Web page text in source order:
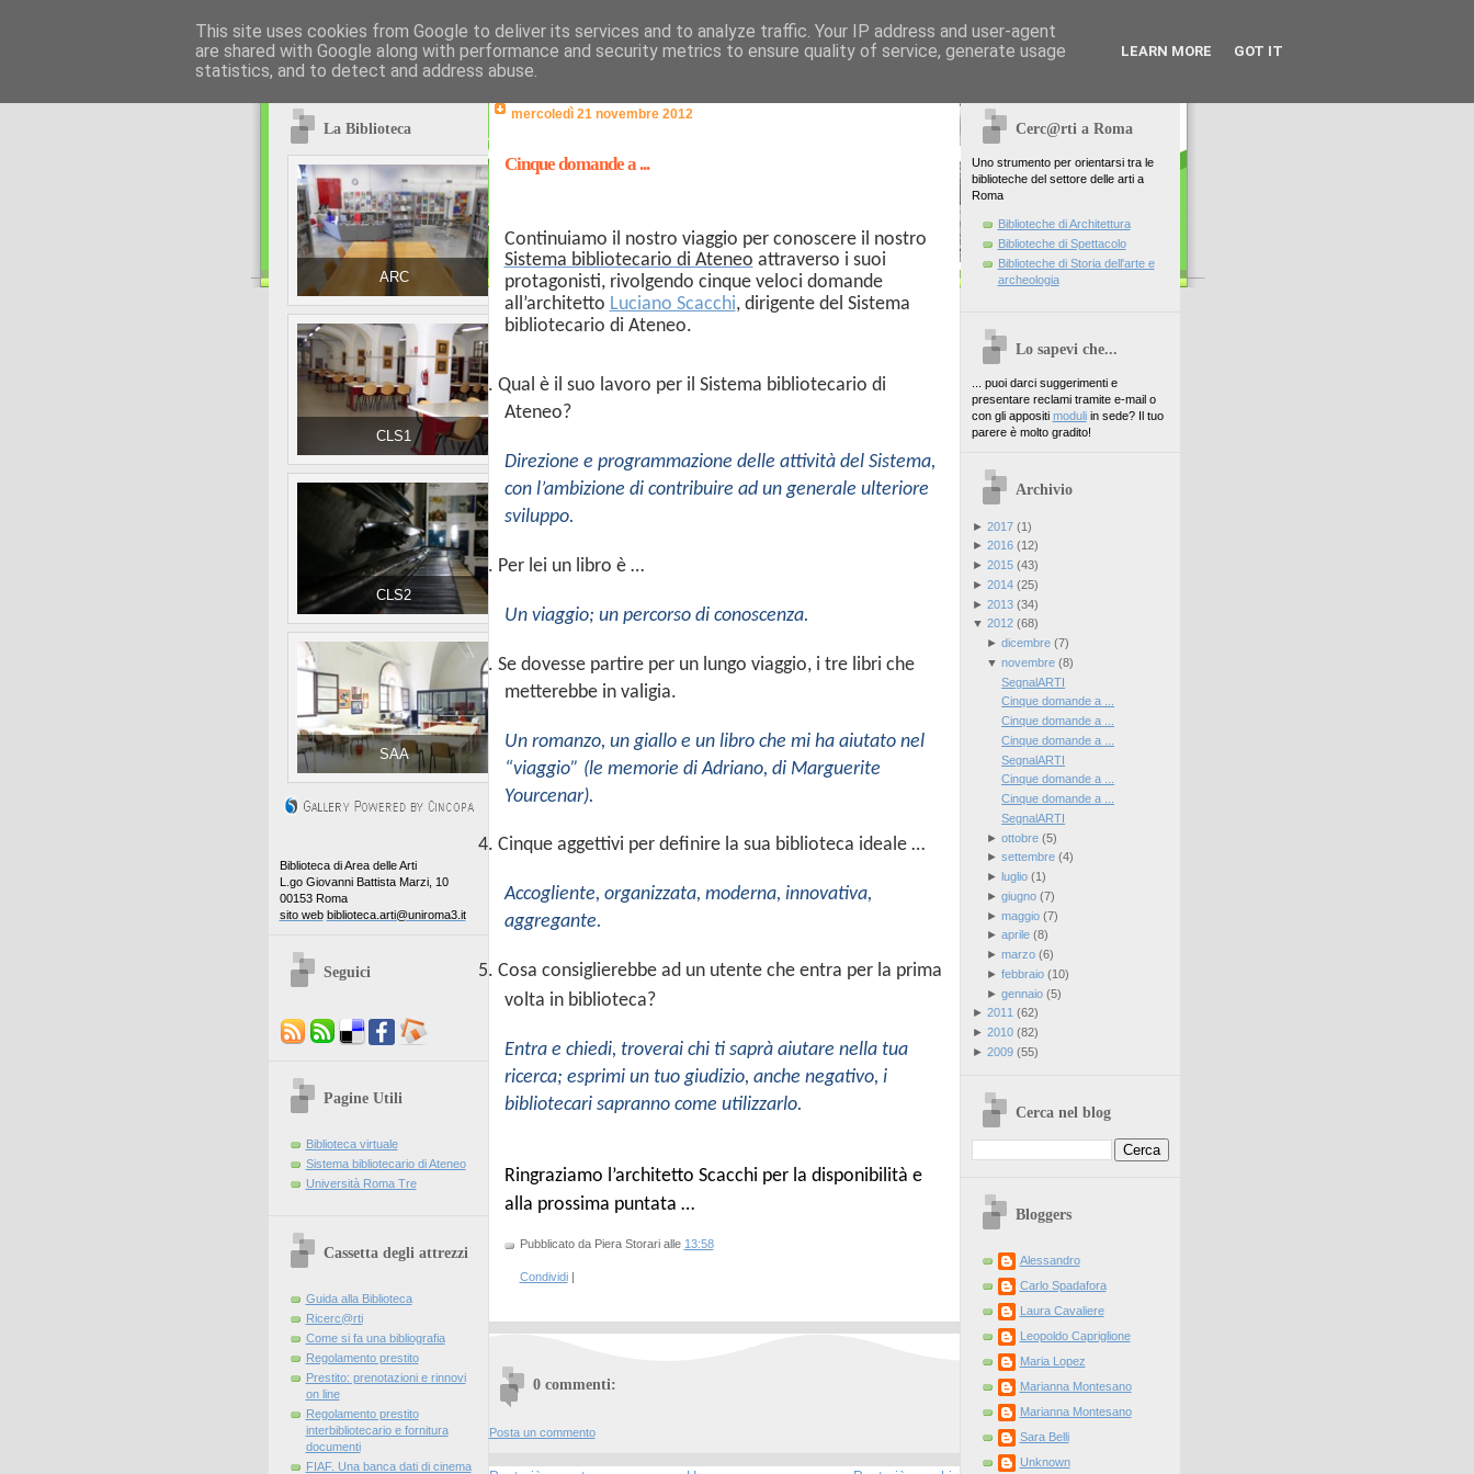
La Biblioteca
ARC
CLS1
CLS2
SAA
Biblioteca di Area delle Arti
L.go Giovanni Battista Marzi, 10
00153 Roma
sito web biblioteca.arti@uniroma3.it
Seguici
Pagine Utili
Biblioteca virtuale
Sistema bibliotecario di Ateneo
Università Roma Tre
Cassetta degli attrezzi
Guida alla Biblioteca
Ricerc@rti
Come si fa una bibliografia
Regolamento prestito
Prestito: prenotazioni e rinnovi
on line
Regolamento prestito
interbibliotecario e fornitura
documenti
FIAF. Una banca dati di cinema
mercoledì 21 novembre 2012
Cinque domande a ...
Continuiamo il nostro viaggio per conoscere il nostro
Sistema bibliotecario di Ateneo attraverso i suoi
protagonisti, rivolgendo cinque veloci domande
all’architetto Luciano Scacchi, dirigente del Sistema
bibliotecario di Ateneo.
1. Qual è il suo lavoro per il Sistema bibliotecario di
Ateneo?
Direzione e programmazione delle attività del Sistema,
con l’ambizione di contribuire ad un generale ulteriore
sviluppo.
2. Per lei un libro è …
Un viaggio; un percorso di conoscenza.
3. Se dovesse partire per un lungo viaggio, i tre libri che
metterebbe in valigia.
Un romanzo, un giallo e un libro che mi ha aiutato nel
“viaggio” (le memorie di Adriano, di Marguerite
Yourcenar).
4. Cinque aggettivi per definire la sua biblioteca ideale …
Accogliente, organizzata, moderna, innovativa,
aggregante.
5. Cosa consiglierebbe ad un utente che entra per la prima
volta in biblioteca?
Entra e chiedi, troverai chi ti saprà aiutare nella tua
ricerca; esprimi un tuo giudizio, anche negativo, i
bibliotecari sapranno come utilizzarlo.
Ringraziamo l’architetto Scacchi per la disponibilità e
alla prossima puntata …
Pubblicato da Piera Storari alle 13:58
Condividi
0 commenti:
Posta un commento
Cerc@rti a Roma
Uno strumento per orientarsi tra le
biblioteche del settore delle arti a
Roma
Biblioteche di Architettura
Biblioteche di Spettacolo
Biblioteche di Storia dell'arte e
archeologia
Lo sapevi che...
... puoi darci suggerimenti e
presentare reclami tramite e-mail o
con gli appositi moduliin sede? Il tuo
parere è molto gradito!
Archivio
► 2017(1)
► 2016(12)
► 2015(43)
► 2014(25)
► 2013(34)
▼ 2012(68)
► dicembre(7)
▼ novembre(8)
SegnalARTI
Cinque domande a ...
Cinque domande a ...
Cinque domande a ...
SegnalARTI
Cinque domande a ...
Cinque domande a ...
SegnalARTI
► ottobre(5)
► settembre(4)
► luglio(1)
► giugno(7)
► maggio(7)
► aprile(8)
► marzo(6)
► febbraio(10)
► gennaio(5)
► 2011(62)
► 2010(82)
► 2009(55)
Cerca nel blog
Bloggers
Alessandro
Carlo Spadafora
Laura Cavaliere
Leopoldo Capriglione
Maria Lopez
Marianna Montesano
Marianna Montesano
Sara Belli
Unknown
This site uses cookies from Google to deliver its services and to analyze traffic. Your IP address and user-agent
are shared with Google along with performance and security metrics to ensure quality of service, generate usage
statistics, and to detect and address abuse.
LEARN MORE GOT IT